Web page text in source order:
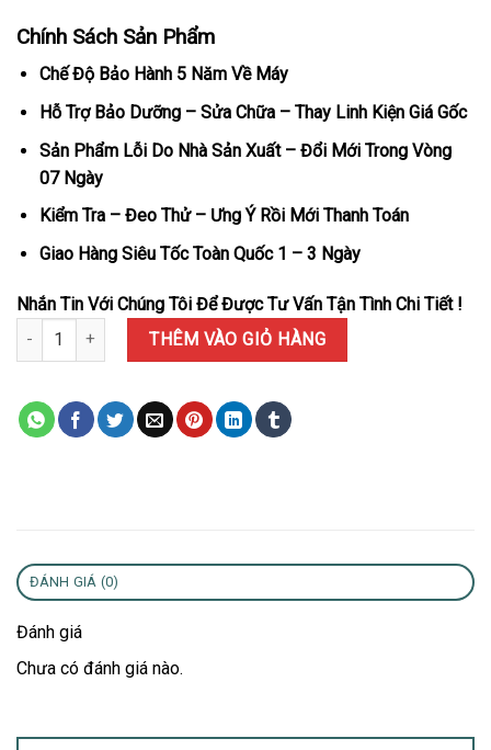
Chính Sách Sản Phẩm
Chế Độ Bảo Hành 5 Năm Về Máy
Hỗ Trợ Bảo Dưỡng – Sửa Chữa – Thay Linh Kiện Giá Gốc
Sản Phẩm Lỗi Do Nhà Sản Xuất – Đổi Mới Trong Vòng
07 Ngày
Kiểm Tra – Đeo Thử – Ưng Ý Rồi Mới Thanh Toán
Giao Hàng Siêu Tốc Toàn Quốc 1 – 3 Ngày
Nhắn Tin Với Chúng Tôi Để Được Tư Vấn Tận Tình Chi Tiết !
Đồng Hồ Patek Philippe Nautilus 5712 Mặt Xanh Viền Đá CZ
THÊM VÀO GIỎ HÀNG
ĐÁNH GIÁ (0)
Đánh giá
Chưa có đánh giá nào.